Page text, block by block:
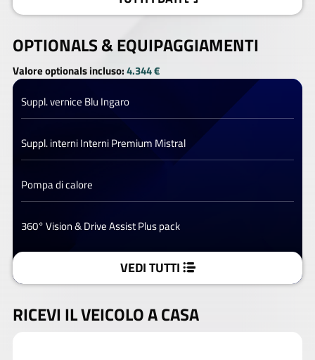
OPTIONALS &EQUIPAGGIAMENTI
Valore optionals incluso:4.344 €
Suppl. vernice Blu Ingaro
Suppl. interni Interni Premium Mistral
Pompa di calore
360° Vision & Drive Assist Plus pack
VEDI TUTTI
RICEVI IL VEICOLO A CASA